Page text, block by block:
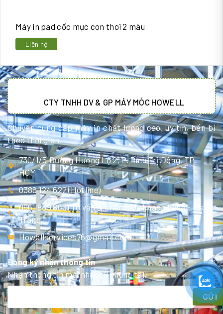
Máy in pad cốc mực con thoi 2 màu
Liên hệ
CTY TNHH DV & GP MÁY MÓC HOWELL
Chuyên cung cấp máy in chất lượng cao, uy tín, bền bỉ
theo thời gian.
730/1/5 Đường Hương Lộ 2, P. Bình Trị Đông, TP.
HCM
0386 124 622 (Hotline)
0961 839 863 (Tư vấn & chăm sóc khách hàng - Ms
Trang )
Howellservices76@gmail.com
Đăng ký nhận thông tin
Nhận thông tin mới nhất từ chúng tôi!
GỬI